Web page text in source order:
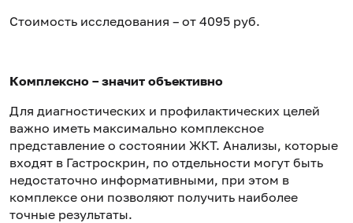
Стоимость исследования – от 4095 руб.
Комплексно – значит объективно
Для диагностических и профилактических целей
важно иметь максимально комплексное
представление о состоянии ЖКТ. Анализы, которые
входят в Гастроскрин, по отдельности могут быть
недостаточно информативными, при этом в
комплексе они позволяют получить наиболее
точные результаты.